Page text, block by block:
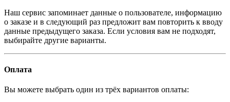
Наш сервис запоминает данные о пользователе, информацию
о заказе и в следующий раз предложит вам повторить к вводу
данные предыдущего заказа. Если условия вам не подходят,
выбирайте другие варианты.
Оплата
Вы можете выбрать один из трёх вариантов оплаты: